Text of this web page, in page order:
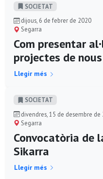
SOCIETAT
dijous, 6 de febrer de 2020
Segarra
Com presentar
projectes de
Llegir més
SOCIETAT
divendres, 15 de desembre de
Segarra
Convocatòria de
Sikarra
Llegir més